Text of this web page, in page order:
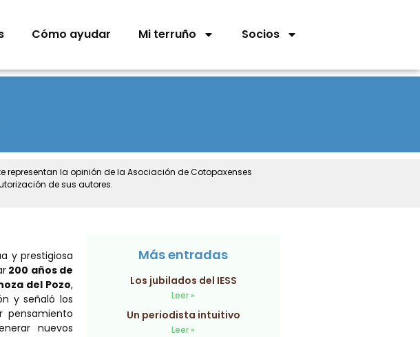
Cómo ayudar Mi terruño Socios
la opinión de la Asociación de Cotopaxenses
de sus autores.
y prestigiosa
200 años de
del Pozo,
y señaló los
pensamiento
nuevos
Más entradas
Los jubilados del IESS
Leer »
Un periodista intuitivo
Leer »